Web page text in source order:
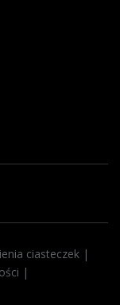
ciasteczek |
|